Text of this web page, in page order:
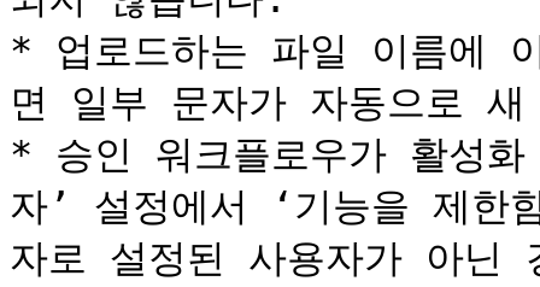
* 업로드하는 파일 이름에
면 일부 문자가 자동으로
* 승인 워크플로우가 활성
자’ 설정에서 ‘기능을 제한
자로 설정된 사용자가 아닌